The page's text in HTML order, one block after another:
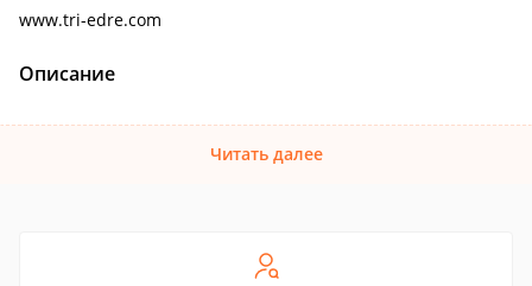
www.tri-edre.com
Описание
Читать далее